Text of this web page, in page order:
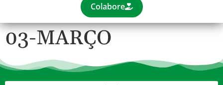
Colabore
03-MARÇO